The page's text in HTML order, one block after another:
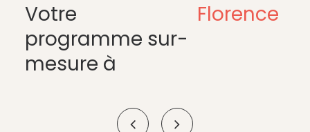
Votre
programme sur-
mesure à
Florence